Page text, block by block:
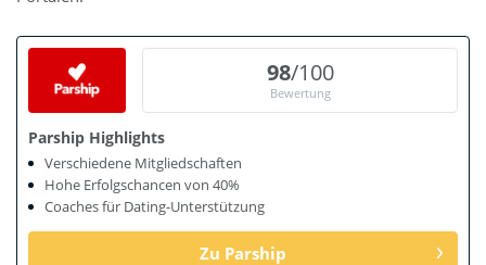
98/100
Bewertung
Parship Highlights
Verschiedene Mitgliedschaften
Hohe Erfolgschancen von 40%
Coaches für Dating-Unterstützung
Zu Parship